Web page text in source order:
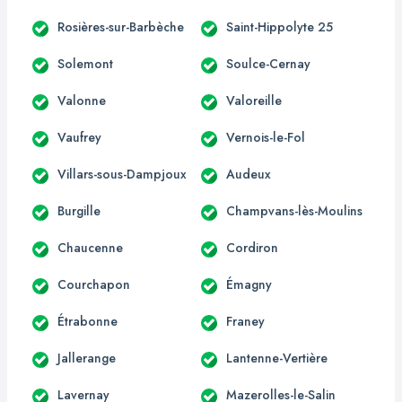
Rosières-sur-Barbèche Saint-Hippolyte 25
Solemont Soulce-Cernay
Valonne Valoreille
Vaufrey Vernois-le-Fol
Villars-sous-Dampjoux Audeux
Burgille Champvans-lès-Moulins
Chaucenne Cordiron
Courchapon Émagny
Étrabonne Franey
Jallerange Lantenne-Vertière
Lavernay Mazerolles-le-Salin